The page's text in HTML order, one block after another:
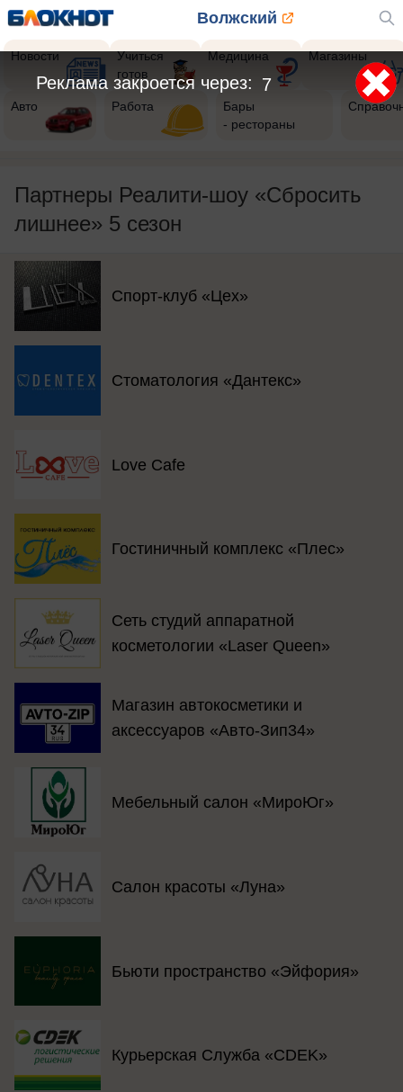
Волжский
Новости
Учиться
готов
Медицина Магазины
Авто Работа
Бары
- рестораны
Партнеры Реалити-шоу «Сбросить
лишнее» 5 сезон
Спорт-клуб «Цех»
Стоматология «Дантекс»
Love Cafe
Гостиничный комплекс «Плес»
Сеть студий аппаратной
косметологии «Laser Queen»
Магазин автокосметики и
аксессуаров «Авто-Зип34»
Мебельный салон «МироЮг»
Салон красоты «Луна»
Бьюти пространство «Эйфория»
Курьерская Служба «CDEK»
5
Реклама закроется через: